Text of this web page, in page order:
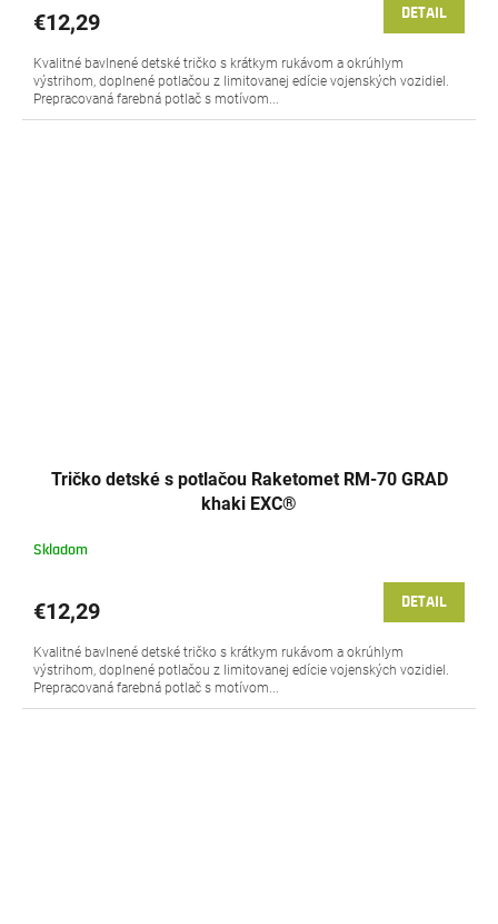
€12,29 DETAIL
Kvalitné bavlnené detské tričko s krátkym rukávom a okrúhlym
výstrihom, doplnené potlačou z limitovanej edície vojenských vozidiel.
Prepracovaná farebná potlač s motívom...
Tričko detské s potlačou Raketomet RM-70 GRAD
khaki EXC®
Skladom
€12,29 DETAIL
Kvalitné bavlnené detské tričko s krátkym rukávom a okrúhlym
výstrihom, doplnené potlačou z limitovanej edície vojenských vozidiel.
Prepracovaná farebná potlač s motívom...